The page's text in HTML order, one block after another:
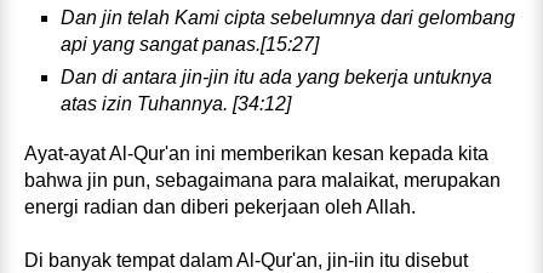
Dan jin telah Kami cipta sebelumnya dari gelombang
api yang sangat panas.[15:27]
Dan di antara jin‑jin itu ada yang bekerja untuknya
atas izin Tuhannya. [34:12]
Ayat‑ayat Al‑Qur'an ini memberikan kesan kepada kita
bahwa jin pun, sebagaimana para malaikat, merupakan
energi radian dan diberi pekerjaan oleh Allah.
Di banyak tempat dalam Al‑Qur'an, jin‑iin itu disebut